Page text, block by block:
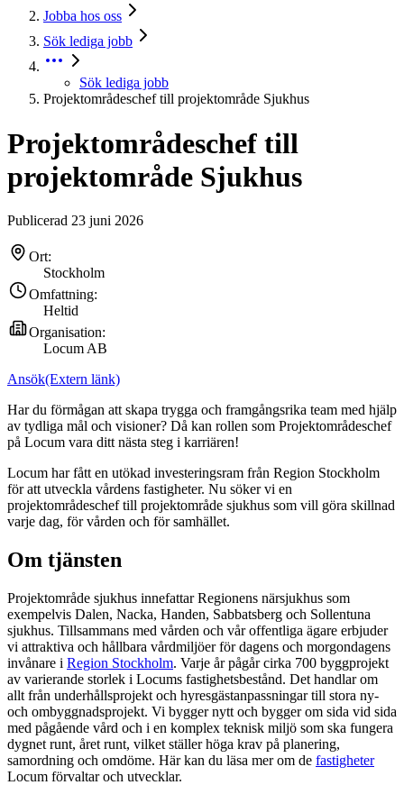
Jobba hos oss
Sök lediga jobb
Sök lediga jobb
Projektområdeschef till projektområde Sjukhus
Projektområdeschef till
projektområde Sjukhus
Publicerad 23 juni 2026
Ort:
Stockholm
Omfattning:
Heltid
Organisation:
Locum AB
Ansök(Extern länk)
Har du förmågan att skapa trygga och framgångsrika team med hjälp
av tydliga mål och visioner? Då kan rollen som Projektområdeschef
på Locum vara ditt nästa steg i karriären!
Locum har fått en utökad investeringsram från Region Stockholm
för att utveckla vårdens fastigheter. Nu söker vi en
projektområdeschef till projektområde sjukhus som vill göra skillnad
varje dag, för vården och för samhället.
Om tjänsten
Projektområde sjukhus innefattar Regionens närsjukhus som
exempelvis Dalen, Nacka, Handen, Sabbatsberg och Sollentuna
sjukhus. Tillsammans med vården och vår offentliga ägare erbjuder
vi attraktiva och hållbara vårdmiljöer för dagens och morgondagens
invånare i Region Stockholm. Varje år pågår cirka 700 byggprojekt
av varierande storlek i Locums fastighetsbestånd. Det handlar om
allt från underhållsprojekt och hyresgästanpassningar till stora ny-
och ombyggnadsprojekt. Vi bygger nytt och bygger om sida vid sida
med pågående vård och i en komplex teknisk miljö som ska fungera
dygnet runt, året runt, vilket ställer höga krav på planering,
samordning och omdöme. Här kan du läsa mer om de fastigheter
Locum förvaltar och utvecklar.